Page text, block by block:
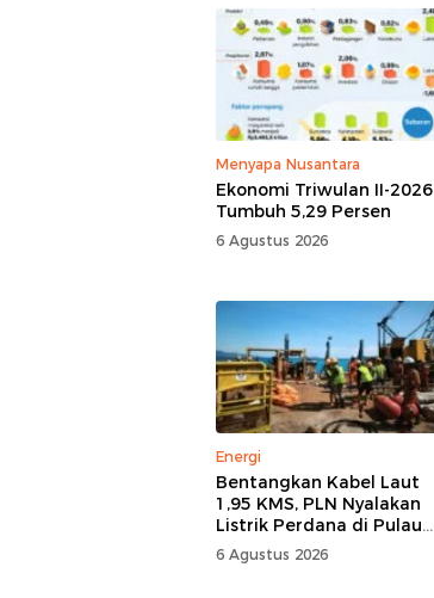
Menyapa Nusantara
Ekonomi Triwulan II-2026
Tumbuh 5,29 Persen
6 Agustus 2026
Energi
Bentangkan Kabel Laut
1,95 KMS, PLN Nyalakan
Listrik Perdana di Pulau
Dudepo, Desa Berlistrik di
Gorontalo 100 Persen
6 Agustus 2026